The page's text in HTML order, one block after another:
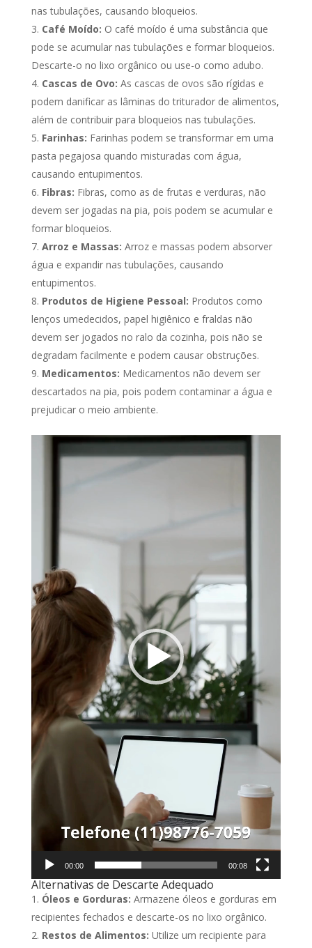
nas tubulações, causando bloqueios.
Café Moído: O café moído é uma substância que
pode se acumular nas tubulações e formar bloqueios.
Descarte-o no lixo orgânico ou use-o como adubo.
Cascas de Ovo: As cascas de ovos são rígidas e
podem danificar as lâminas do triturador de alimentos,
além de contribuir para bloqueios nas tubulações.
Farinhas: Farinhas podem se transformar em uma
pasta pegajosa quando misturadas com água,
causando entupimentos.
Fibras: Fibras, como as de frutas e verduras, não
devem ser jogadas na pia, pois podem se acumular e
formar bloqueios.
Arroz e Massas: Arroz e massas podem absorver
água e expandir nas tubulações, causando
entupimentos.
Produtos de Higiene Pessoal: Produtos como
lenços umedecidos, papel higiênico e fraldas não
devem ser jogados no ralo da cozinha, pois não se
degradam facilmente e podem causar obstruções.
Medicamentos: Medicamentos não devem ser
descartados na pia, pois podem contaminar a água e
prejudicar o meio ambiente.
Tocador
00:00 00:08
Alternativas de Descarte Adequado
Óleos e Gorduras: Armazene óleos e gorduras em
recipientes fechados e descarte-os no lixo orgânico.
Restos de Alimentos: Utilize um recipiente para